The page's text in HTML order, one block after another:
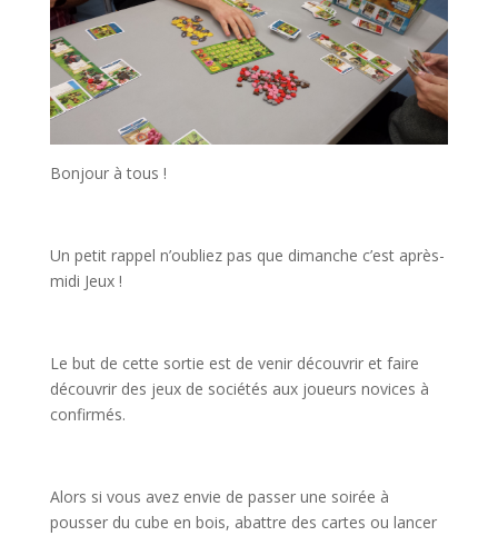
Bonjour à tous !
Un petit rappel n’oubliez pas que dimanche c’est après-
midi Jeux !
Le but de cette sortie est de venir découvrir et faire
découvrir des jeux de sociétés aux joueurs novices à
confirmés.
Alors si vous avez envie de passer une soirée à
pousser du cube en bois, abattre des cartes ou lancer